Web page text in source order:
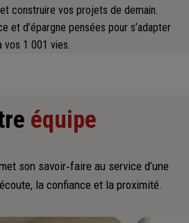
construire vos projets de demain.
et d’épargne pensées pour s’adapter
vos 1 001 vies.
équipe
son savoir‑faire au service d’une
la confiance et la proximité.